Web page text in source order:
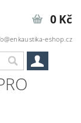
eshop.cz
0 Kč